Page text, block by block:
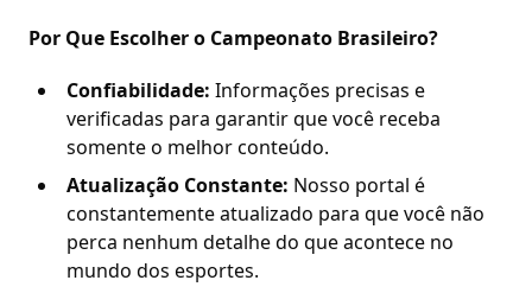
Por Que Escolher o Campeonato Brasileiro?
Confiabilidade: Informações precisas e
verificadas para garantir que você receba
somente o melhor conteúdo.
Atualização Constante: Nosso portal é
constantemente atualizado para que você não
perca nenhum detalhe do que acontece no
mundo dos esportes.